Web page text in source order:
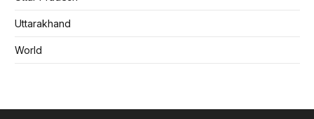
Uttarakhand
World